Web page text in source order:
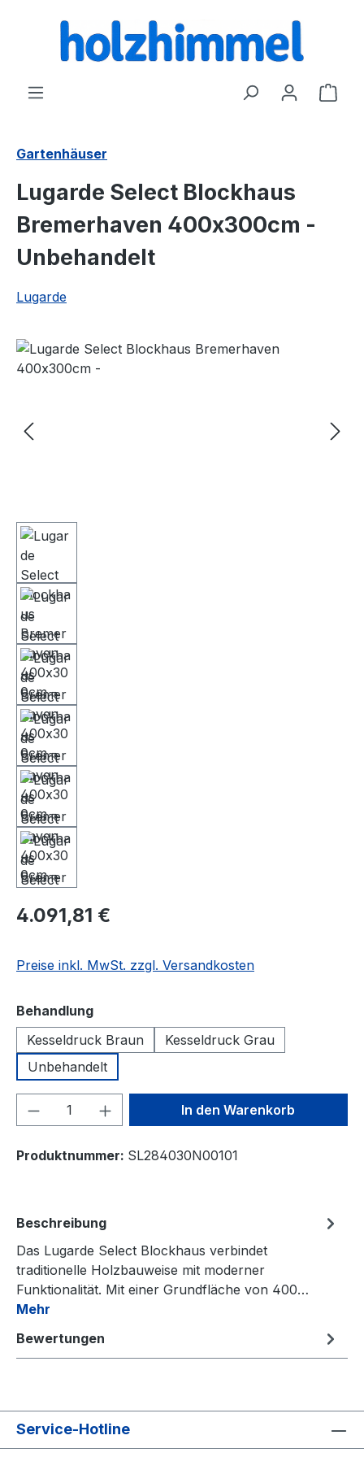
springen
Gartenhäuser
Lugarde Select Blockhaus
Bremerhaven 400x300cm -
Unbehandelt
Lugarde
Bildergalerie überspringen
4.091,81 €
Preise inkl. MwSt. zzgl. Versandkosten
Behandlungauswählen
Kesseldruck Braun
Kesseldruck Grau
Unbehandelt
Produkt Anzahl: Gib denIn den Warenkorb
Produktnummer: SL284030N00101
Beschreibung
Das Lugarde Select Blockhaus verbindet
traditionelle Holzbauweise mit moderner
Funktionalität. Mit einer Grundfläche von 400…
Mehr
Bewertungen
Service-Hotline